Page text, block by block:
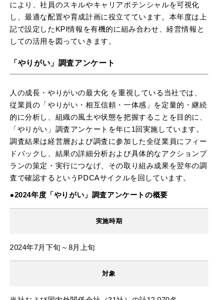
により、社員のスキルやキャリアポテンシャルを可視化
し、最適な配置や育成計画に役立てています。本年度は上
記で設定したKPI情報を有機的に組み合わせ、経営情報と
しての活用を図っていきます。
「やりがい」調査アンケート
人の成長・やりがいの最大化 を重視している当社では、
従業員の「やりがい・相互信頼・一体感」を定量的・継続
的に分析し、組織の風土や状態を把握することを目的に、
「やりがい」調査アンケートを年に1回実施しています。
調査結果は経営層および調査に参加した全従業員にフィー
ドバックし、結果の詳細分析および具体的なアクションプ
ランの策定・実行につなげ、その取り組み成果を翌年の調
査で確認するというPDCAサイクルを回しています。
●2024年度「やりがい」調査アンケートの概要
実施時期
2024年7月下旬～8月上旬
対象